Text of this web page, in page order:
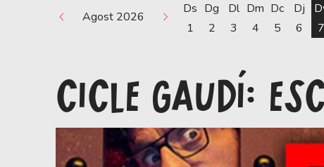
Agost 2026
Ds
1
Dg
2
Dl
3
Dm
4
Dc
5
Dj
6
7
CICLE GAUDÍ: